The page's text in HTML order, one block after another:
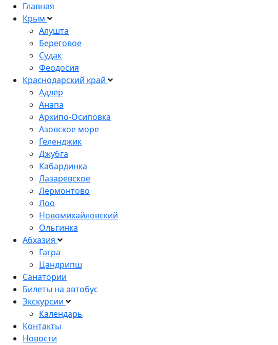
Главная
Крым
Алушта
Береговое
Судак
Феодосия
Краснодарский край
Адлер
Анапа
Архипо-Осиповка
Азовское море
Геленджик
Джубга
Кабардинка
Лазаревское
Лермонтово
Лоо
Новомихайловский
Ольгинка
Абхазия
Гагра
Цандрипш
Санатории
Билеты на автобус
Экскурсии
Календарь
Контакты
Новости